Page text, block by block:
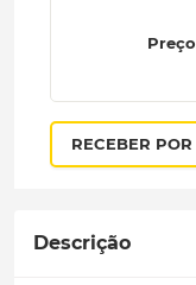
RECEBER
Descrição